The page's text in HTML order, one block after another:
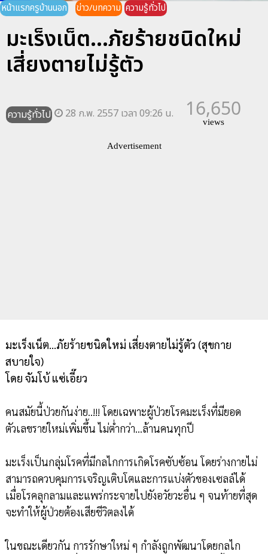
หน้าแรกครูบ้านนอก ข่าว/บทความ ความรู้ทั่วไป
มะเร็งเน็ต...ภัยร้ายชนิดใหม่
เสี่ยงตายไม่รู้ตัว
ความรู้ทั่วไป 28 ก.พ. 2557 เวลา 09:26 น. 16,650
views
Advertisement
มะเร็งเน็ต...ภัยร้ายชนิดใหม่ เสี่ยงตายไม่รู้ตัว (สุขกาย
สบายใจ)
โดย จัมโบ้ แซ่เอี๊ยว
คนสมัยนี้ป่วยกันง่าย..!!! โดยเฉพาะผู้ป่วยโรคมะเร็งที่มียอด
ตัวเลขรายใหม่เพิ่มขึ้น ไม่ต่ำกว่า...ล้านคนทุกปี
มะเร็งเป็นกลุ่มโรคที่มีกลไกการเกิดโรคซับซ้อน โดยร่างกายไม่
สามารถควบคุมการเจริญเติบโตและการแบ่งตัวของเซลล์ได้
เมื่อโรคลุกลามและแพร่กระจายไปยังอวัยวะอื่น ๆ จนท้ายที่สุด
จะทำให้ผู้ป่วยต้องเสียชีวิตลงได้
ในขณะเดียวกัน การรักษาใหม่ ๆ กำลังถูกพัฒนาโดยกลไก